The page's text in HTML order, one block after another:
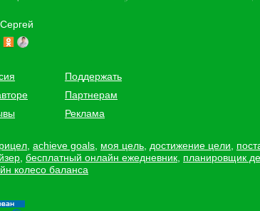
Поддержать
Партнерам
Реклама
achieve goals моя цель достижение цели
бесплатный онлайн ежедневник планировщик
колесо баланса